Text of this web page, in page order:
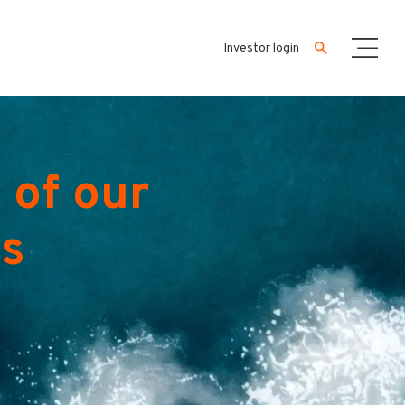
Investor login
our